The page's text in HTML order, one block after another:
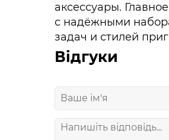
аксессуары.
с надёжными
задач и стилей
Відгуки